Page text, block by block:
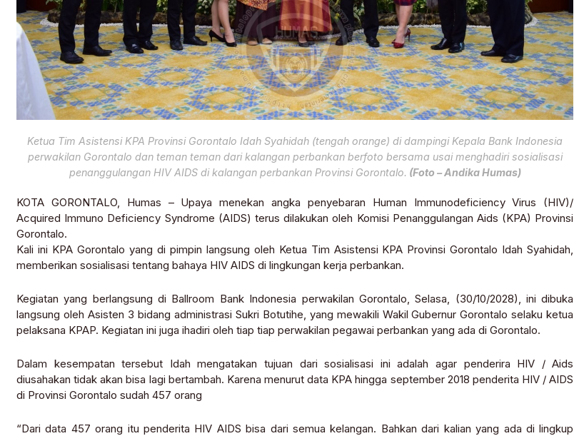
Ketua Tim Asistensi KPA Provinsi Gorontalo Idah Syahidah (tengah orange) di dampingi Kepala Bank Indonesia
perwakilan Gorontalo dan teman teman dari kalangan perbankan berfoto bersama usai menghadiri sosialisasi
penanggulangan HIV AIDS di kalangan perbankan Provinsi Gorontalo. (Foto – Andika Humas)
KOTA GORONTALO, Humas – Upaya menekan angka penyebaran Human Immunodeficiency Virus (HIV)/
Acquired Immuno Deficiency Syndrome (AIDS) terus dilakukan oleh Komisi Penanggulangan Aids (KPA) Provinsi
Gorontalo.
Kali ini KPA Gorontalo yang di pimpin langsung oleh Ketua Tim Asistensi KPA Provinsi Gorontalo Idah Syahidah,
memberikan sosialisasi tentang bahaya HIV AIDS di lingkungan kerja perbankan.
Kegiatan yang berlangsung di Ballroom Bank Indonesia perwakilan Gorontalo, Selasa, (30/10/2028), ini dibuka
langsung oleh Asisten 3 bidang administrasi Sukri Botutihe, yang mewakili Wakil Gubernur Gorontalo selaku ketua
pelaksana KPAP. Kegiatan ini juga ihadiri oleh tiap tiap perwakilan pegawai perbankan yang ada di Gorontalo.
Dalam kesempatan tersebut Idah mengatakan tujuan dari sosialisasi ini adalah agar penderira HIV / Aids
diusahakan tidak akan bisa lagi bertambah. Karena menurut data KPA hingga september 2018 penderita HIV / AIDS
di Provinsi Gorontalo sudah 457 orang
“Dari data 457 orang itu penderita HIV AIDS bisa dari semua kelangan. Bahkan dari kalian yang ada di lingkup